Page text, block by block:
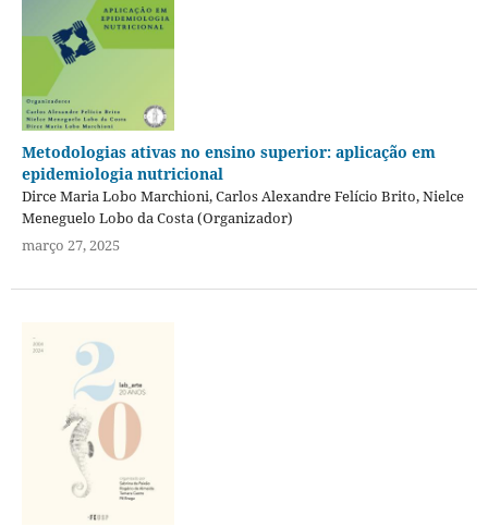
Metodologias ativas no ensino superior: aplicação em
epidemiologia nutricional
Dirce Maria Lobo Marchioni, Carlos Alexandre Felício Brito, Nielce
Meneguelo Lobo da Costa (Organizador)
março 27, 2025